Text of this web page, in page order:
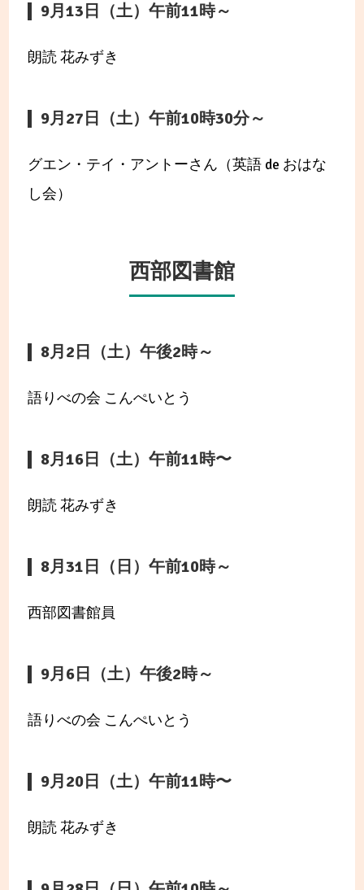
9月13日（土）午前11時～
朗読 花みずき
9月27日（土）午前10時30分～
グエン・テイ・アントーさん（英語 de おはな
し会）
西部図書館
8月2日（土）午後2時～
語りべの会 こんぺいとう
8月16日（土）午前11時〜
朗読 花みずき
8月31日（日）午前10時～
西部図書館員
9月6日（土）午後2時～
語りべの会 こんぺいとう
9月20日（土）午前11時〜
朗読 花みずき